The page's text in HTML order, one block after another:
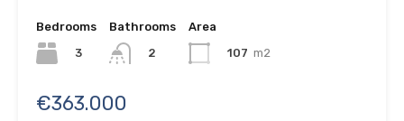
Bedrooms
3
Bathrooms
2
Area
107 m2
€363.000